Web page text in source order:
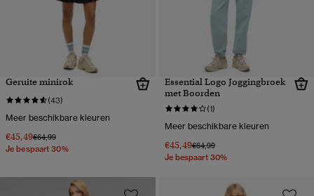
Geruite minirok
(43)
Meer beschikbare kleuren
€45,49Prijs verlaagd van
€64,99naar
Je bespaart 30%
Essential Logo Joggingbroek
met Boorden
(1)
Meer beschikbare kleuren
€45,49Prijs verlaagd van
€64,99naar
Je bespaart 30%